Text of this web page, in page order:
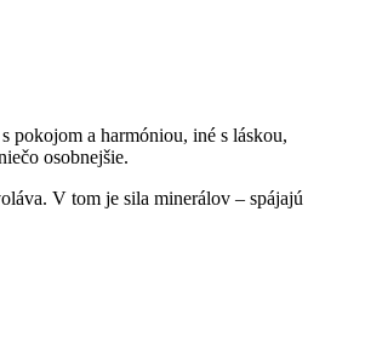
pokojom a harmóniou, iné s láskou,
osobnejšie.
V tom je sila minerálov – spájajú